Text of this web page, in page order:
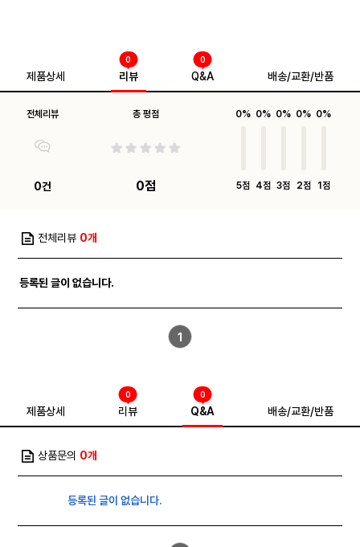
제품상세 리뷰
0
Q&A
0
배송/교환/반품
전체리뷰
0건
총 평점
0점
0%
5점
0%
4점
0%
3점
0%
2점
0%
1점
전체리뷰 0개
등록된 글이 없습니다.
1
제품상세 리뷰
0
Q&A
0
배송/교환/반품
상품문의 0개
등록된 글이 없습니다.